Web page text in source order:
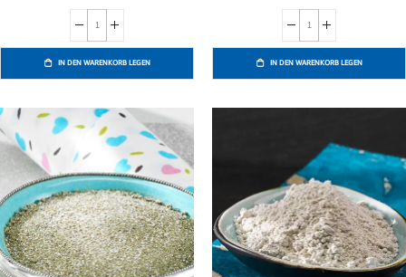
IN DEN WARENKORB LEGEN IN DEN WARENKORB LEGEN